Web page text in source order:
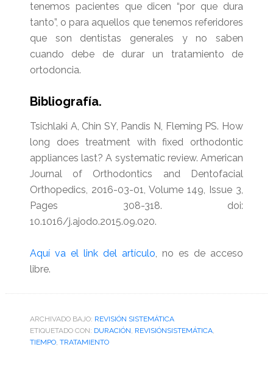
tenemos pacientes que dicen “por que dura
tanto”, o para aquellos que tenemos referidores
que son dentistas generales y no saben
cuando debe de durar un tratamiento de
ortodoncia.
Bibliografía.
Tsichlaki A, Chin SY, Pandis N, Fleming PS. How
long does treatment with fixed orthodontic
appliances last? A systematic review. American
Journal of Orthodontics and Dentofacial
Orthopedics, 2016-03-01, Volume 149, Issue 3,
Pages 308-318. doi:
10.1016/j.ajodo.2015.09.020.
Aquí va el link del artículo, no es de acceso
libre.
ARCHIVADO BAJO: REVISIÓN SISTEMÁTICA
ETIQUETADO CON: DURACIÓN, REVISIÓNSISTEMÁTICA,
TIEMPO, TRATAMIENTO